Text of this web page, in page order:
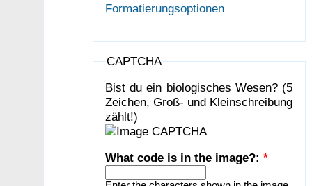
Formatierungsoptionen
CAPTCHA
Bist du ein biologisches Wesen? (5
Zeichen, Groß- und Kleinschreibung
zählt!)
What code is in the image?:*